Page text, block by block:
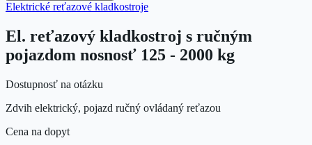
Elektrické reťazové kladkostroje
El. reťazový kladkostroj s ručným
pojazdom nosnosť 125 - 2000 kg
Dostupnosť na otázku
Zdvih elektrický, pojazd ručný ovládaný reťazou
Cena na dopyt